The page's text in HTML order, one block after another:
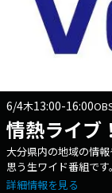
6/4木13:00-16:00
情熱ライ
大分県内の地域の情
思う生ワイド番組で
ーが県内各地のHOT
詳細情報を見る